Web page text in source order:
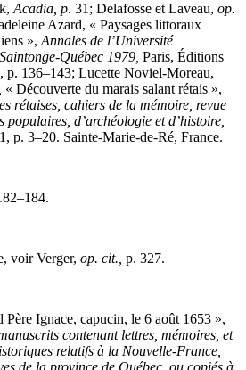
Acadia, p. 31; Delafosse et Laveau, op.
Azard, « Paysages littoraux
», Annales de l’Université
Québec 1979, Paris, Éditions
p. 136–143; Lucette Noviel-Moreau,
« Découverte du marais salant rétais »,
rétaises, cahiers de la mémoire, revue
populaires, d’archéologie et d’histoire,
p. 3–20. Sainte-Marie-de-Ré, France.
voir Verger, op. cit., p. 327.
Père Ignace, capucin, le 6 août 1653 »,
contenant lettres, mémoires, et
relatifs à la Nouvelle-France,
de la province de Québec, ou copiés à